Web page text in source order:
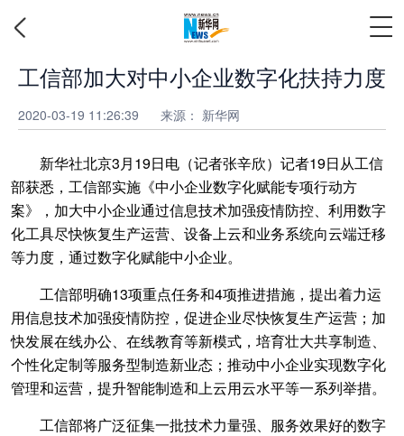
工信部加大对中小企业数字化扶持力度
2020-03-19 11:26:39 来源： 新华网
新华社北京3月19日电（记者张辛欣）记者19日从工信
部获悉，工信部实施《中小企业数字化赋能专项行动方
案》，加大中小企业通过信息技术加强疫情防控、利用数字
化工具尽快恢复生产运营、设备上云和业务系统向云端迁移
等力度，通过数字化赋能中小企业。
工信部明确13项重点任务和4项推进措施，提出着力运
用信息技术加强疫情防控，促进企业尽快恢复生产运营；加
快发展在线办公、在线教育等新模式，培育壮大共享制造、
个性化定制等服务型制造新业态；推动中小企业实现数字化
管理和运营，提升智能制造和上云用云水平等一系列举措。
工信部将广泛征集一批技术力量强、服务效果好的数字